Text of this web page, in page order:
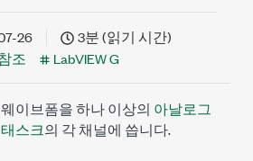
26
3분 (읽기 시간)
조 LabVIEW G
이브폼을 하나 이상의 아날로그
태스크의 각 채널에 씁니다.